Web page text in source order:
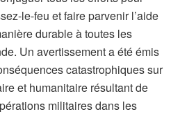
le-feu et faire parvenir l’aide
durable à toutes les
Un avertissement a été émis
catastrophiques sur
et humanitaire résultant de
militaires dans les